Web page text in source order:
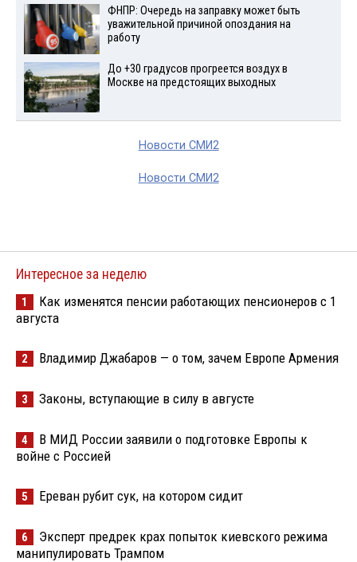
ФНПР: Очередь на заправку может быть
уважительной причиной опоздания на
работу
До +30 градусов прогреется воздух в
Москве на предстоящих выходных
Новости СМИ2
Новости СМИ2
Интересное за неделю
1
Как изменятся пенсии работающих пенсионеров с 1
августа
2 Владимир Джабаров — о том, зачем Европе Армения
3 Законы, вступающие в силу в августе
4
В МИД России заявили о подготовке Европы к
войне с Россией
5 Ереван рубит сук, на котором сидит
6
Эксперт предрек крах попыток киевского режима
манипулировать Трампом